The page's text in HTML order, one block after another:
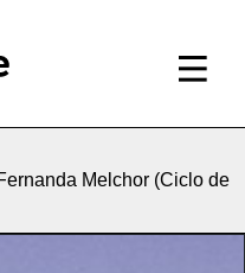
Melchor (Ciclo de